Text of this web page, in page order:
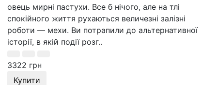
овець мирні пастухи. Все б нічого, але на тлі
спокійного життя рухаються величезні залізні
роботи — мехи. Ви потрапили до альтернативної
історії, в якій події розг..
3322 грн
Купити